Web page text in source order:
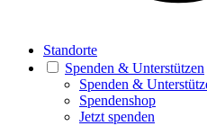
Standorte
Spenden & Unterstützen
Spenden &
Spendenshop
Jetzt spenden